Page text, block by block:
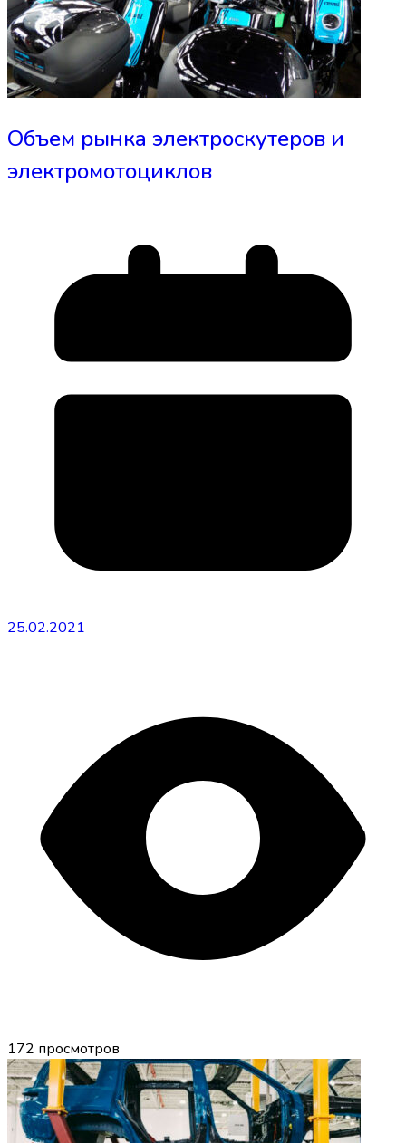
Объем рынка электроскутеров и
электромотоциклов
25.02.2021
172 просмотров